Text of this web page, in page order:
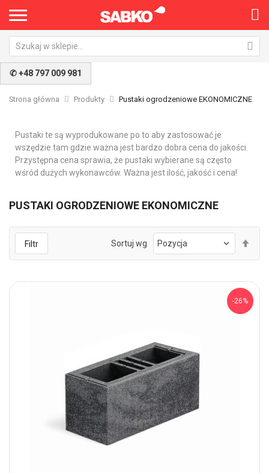
✆ +48 797 009 981
Strona główna Produkty Pustaki ogrodzeniowe EKONOMICZNE
Pustaki te są wyprodukowane po to aby zastosować je
wszędzie tam gdzie ważna jest bardzo dobra cena do jakości.
Przystępna cena sprawia, że pustaki wybierane są często
wśród dużych wykonawców. Ważna jest ilość, jakość i cena!
PUSTAKI OGRODZENIOWE EKONOMICZNE
Filtr Sortuj wg
-26%